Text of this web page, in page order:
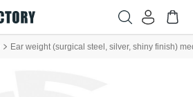
Ear weight (surgical steel, silver, shiny finish)